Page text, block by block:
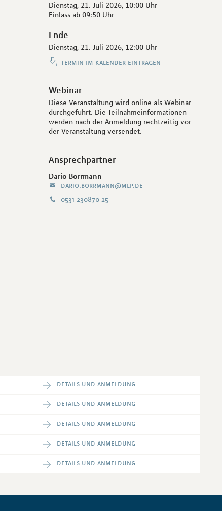
Dienstag, 21. Juli 2026, 10:00 Uhr
Einlass ab09:50 Uhr
Ende
Dienstag, 21. Juli 2026, 12:00 Uhr
termin im kalender eintragen
Webinar
Diese Veranstaltung wird online als Webinar
durchgeführt. Die Teilnahmeinformationen
werden nach der Anmeldung rechtzeitig vor
der Veranstaltung versendet.
Ansprechpartner
Dario Borrmann
dario.borrmann@mlp.de
0531 230870 25
details und anmeldung
details und anmeldung
details und anmeldung
details und anmeldung
details und anmeldung